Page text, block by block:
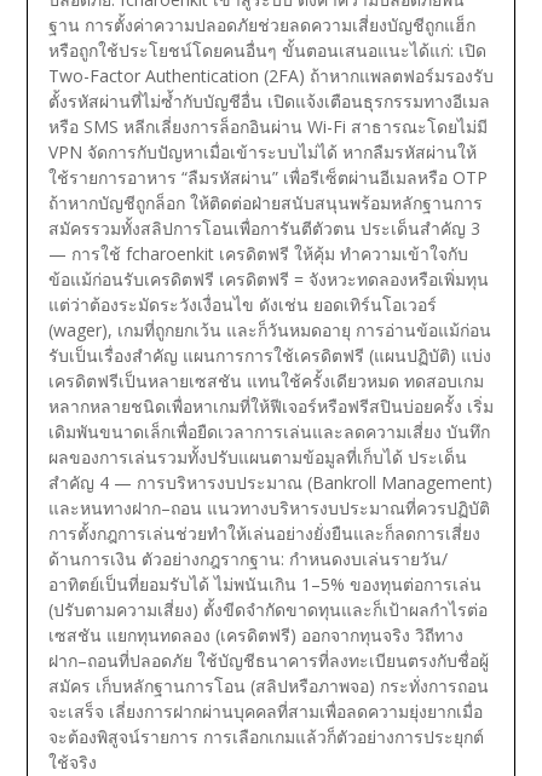
ฐาน การตั้งค่าความปลอดภัยช่วยลดความเสี่ยงบัญชีถูกแฮ็ก
หรือถูกใช้ประโยชน์โดยคนอื่นๆ ขั้นตอนเสนอแนะได้แก่: เปิด
Two-Factor Authentication (2FA) ถ้าหากแพลตฟอร์มรองรับ
ตั้งรหัสผ่านที่ไม่ซ้ำกับบัญชีอื่น เปิดแจ้งเตือนธุรกรรมทางอีเมล
หรือ SMS หลีกเลี่ยงการล็อกอินผ่าน Wi-Fi สาธารณะโดยไม่มี
VPN จัดการกับปัญหาเมื่อเข้าระบบไม่ได้ หากลืมรหัสผ่านให้
ใช้รายการอาหาร “ลืมรหัสผ่าน” เพื่อรีเซ็ตผ่านอีเมลหรือ OTP
ถ้าหากบัญชีถูกล็อก ให้ติดต่อฝ่ายสนับสนุนพร้อมหลักฐานการ
สมัครรวมทั้งสลิปการโอนเพื่อการันตีตัวตน ประเด็นสำคัญ 3
— การใช้ fcharoenkit เครดิตฟรี ให้คุ้ม ทำความเข้าใจกับ
ข้อแม้ก่อนรับเครดิตฟรี เครดิตฟรี = จังหวะทดลองหรือเพิ่มทุน
แต่ว่าต้องระมัดระวังเงื่อนไข ดังเช่น ยอดเทิร์นโอเวอร์
(wager), เกมที่ถูกยกเว้น และก็วันหมดอายุ การอ่านข้อแม้ก่อน
รับเป็นเรื่องสำคัญ แผนการการใช้เครดิตฟรี (แผนปฏิบัติ) แบ่ง
เครดิตฟรีเป็นหลายเซสชัน แทนใช้ครั้งเดียวหมด ทดสอบเกม
หลากหลายชนิดเพื่อหาเกมที่ให้ฟีเจอร์หรือฟรีสปินบ่อยครั้ง เริ่ม
เดิมพันขนาดเล็กเพื่อยืดเวลาการเล่นและลดความเสี่ยง บันทึก
ผลของการเล่นรวมทั้งปรับแผนตามข้อมูลที่เก็บได้ ประเด็น
สำคัญ 4 — การบริหารงบประมาณ (Bankroll Management)
และหนทางฝาก–ถอน แนวทางบริหารงบประมาณที่ควรปฏิบัติ
การตั้งกฎการเล่นช่วยทำให้เล่นอย่างยั่งยืนและก็ลดการเสี่ยง
ด้านการเงิน ตัวอย่างกฎรากฐาน: กำหนดงบเล่นรายวัน/
อาทิตย์เป็นที่ยอมรับได้ ไม่พนันเกิน 1–5% ของทุนต่อการเล่น
(ปรับตามความเสี่ยง) ตั้งขีดจำกัดขาดทุนและก็เป้าผลกำไรต่อ
เซสชัน แยกทุนทดลอง (เครดิตฟรี) ออกจากทุนจริง วิถีทาง
ฝาก–ถอนที่ปลอดภัย ใช้บัญชีธนาคารที่ลงทะเบียนตรงกับชื่อผู้
สมัคร เก็บหลักฐานการโอน (สลิปหรือภาพจอ) กระทั่งการถอน
จะเสร็จ เลี่ยงการฝากผ่านบุคคลที่สามเพื่อลดความยุ่งยากเมื่อ
จะต้องพิสูจน์รายการ การเลือกเกมแล้วก็ตัวอย่างการประยุกต์
ใช้จริง